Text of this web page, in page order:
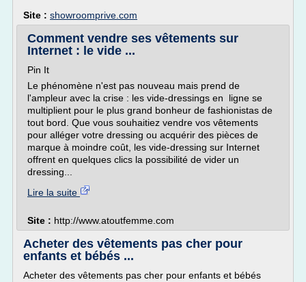
Site : showroomprive.com
Comment vendre ses vêtements sur
Internet : le vide ...
Pin It
Le phénomène n'est pas nouveau mais prend de
l'ampleur avec la crise : les vide-dressings en ligne se
multiplient pour le plus grand bonheur de fashionistas de
tout bord. Que vous souhaitiez vendre vos vêtements
pour alléger votre dressing ou acquérir des pièces de
marque à moindre coût, les vide-dressing sur Internet
offrent en quelques clics la possibilité de vider un
dressing...
Lire la suite
Site : http://www.atoutfemme.com
Acheter des vêtements pas cher pour
enfants et bébés ...
Acheter des vêtements pas cher pour enfants et bébés